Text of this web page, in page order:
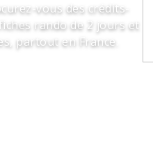
vous des crédits-
rando de 2 jours et
partout en France.